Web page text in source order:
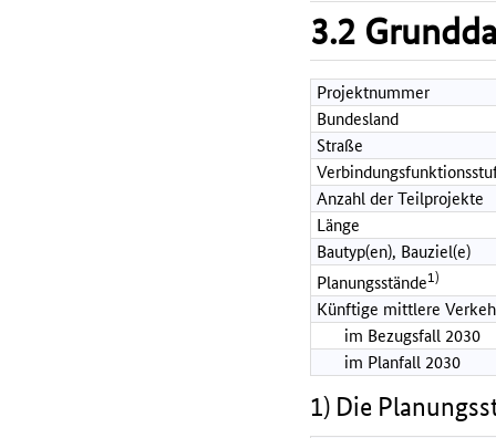
3.2
Projektnummer
Bundesland
Straße
Anzahl der Teilprojekte
Länge
Bautyp(en), Bauziel(e)
Planungsstände1)
Künftige mittlere
im Bezugsfall 2030
im Planfall 2030
1) Die